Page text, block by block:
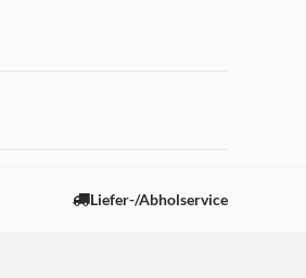
Liefer-/Abholservice